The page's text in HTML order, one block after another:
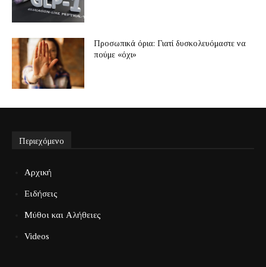
Προσωπικά όρια: Γιατί δυσκολευόμαστε να
πούμε «όχι»
Περιεχόμενο
Αρχική
Ειδήσεις
Μύθοι και Αλήθειες
Videos